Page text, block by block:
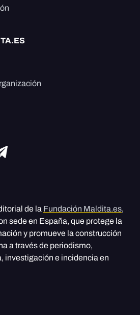
de la Fundación Maldita.es,
sede en España, que protege la
y promueve la construcción
a través de periodismo,
investigación e incidencia en